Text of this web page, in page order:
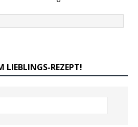
LIEBLINGS-REZEPT!